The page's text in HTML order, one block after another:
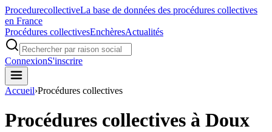
ProcedurecollectiveLa base de données des procédures collectives
en France
Procédures collectivesEnchèresActualités
ConnexionS'inscrire
Accueil›Procédures collectives
Procédures collectives à Doux